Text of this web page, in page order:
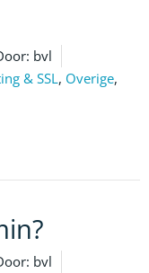
bvl
& SSL, Overige,
bvl